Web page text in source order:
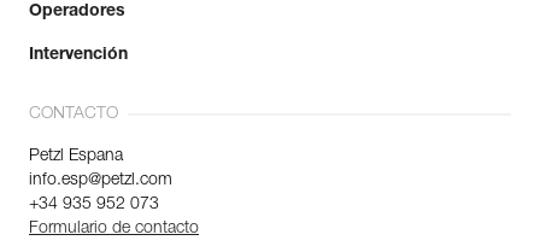
Operadores
Intervención
CONTACTO
Petzl Espana
info.esp@petzl.com
+34 935 952 073
Formulario de contacto